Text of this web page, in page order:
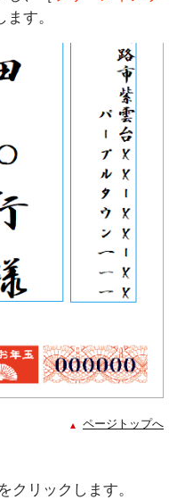
す。
ページトップへ
クリックします。